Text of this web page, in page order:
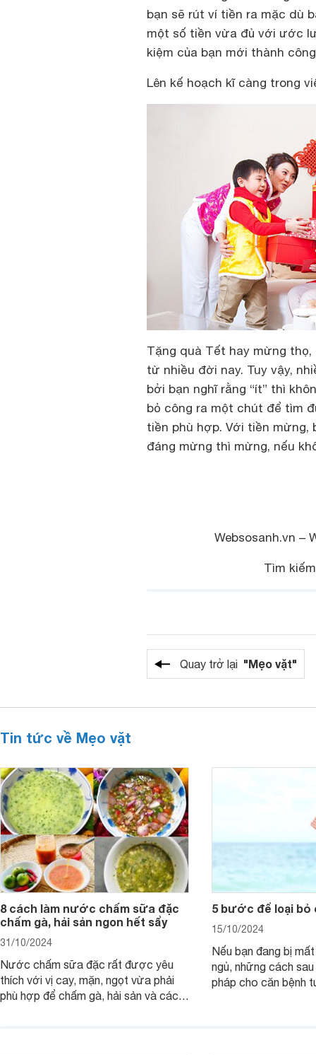
bạn sẽ rút ví tiền ra mặc dù
một số tiền vừa đủ với ước
kiệm của bạn mới thành
Lên kế hoạch kĩ càng trong
Tặng quà Tết hay mừng
từ nhiều đời nay. Tuy vậy,
bởi bạn nghĩ rằng “ít” thì
bỏ công ra một chút để tìm
tiền phù hợp. Với tiền
đáng mừng thì mừng, nếu
Websosanh.vn –
Tìm
Quay trở lại "Mẹo vặt"
Tin tức về Mẹo vặt
8 cách làm nước chấm sữa đặc
chấm gà, hải sản ngon hết sẩy
31/10/2024
Nước chấm sữa đặc rất được yêu
thích với vị cay, mặn, ngọt vừa phải
phù hợp để chấm gà, hải sản và các
5 bước để loại bỏ
15/10/2024
Nếu bạn đang bị
ngủ, những cách
pháp cho căn bệnh